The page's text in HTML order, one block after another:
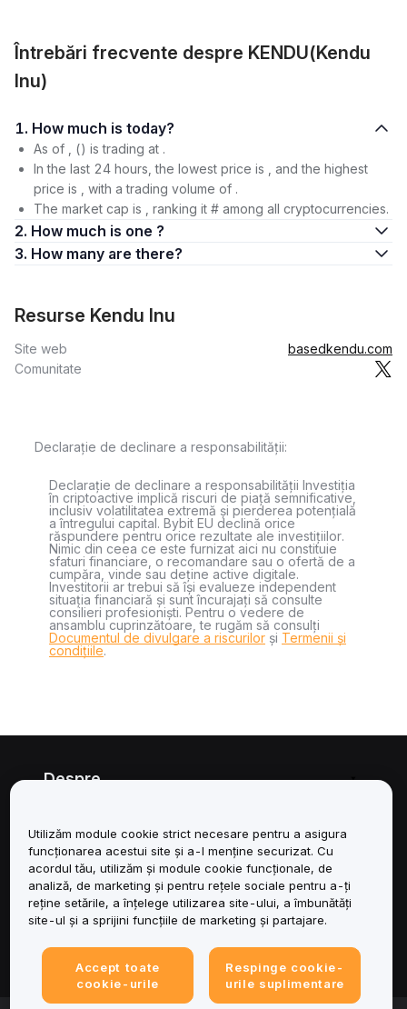
Întrebări frecvente despre KENDU(Kendu
Inu)
1. How much is today?
As of , () is trading at .
In the last 24 hours, the lowest price is , and the highest
price is , with a trading volume of .
The market cap is , ranking it # among all cryptocurrencies.
2. How much is one ?
3. How many are there?
Resurse Kendu Inu
Site web
basedkendu.com
Comunitate
Declarație de declinare a responsabilității:
Declarație de declinare a responsabilității Investiția
în criptoactive implică riscuri de piață semnificative,
inclusiv volatilitatea extremă și pierderea potențială
a întregului capital. Bybit EU declină orice
răspundere pentru orice rezultate ale investițiilor.
Nimic din ceea ce este furnizat aici nu constituie
sfaturi financiare, o recomandare sau o ofertă de a
cumpăra, vinde sau deține active digitale.
Investitorii ar trebui să își evalueze independent
situația financiară și sunt încurajați să consulte
consilieri profesioniști. Pentru o vedere de
ansamblu cuprinzătoare, te rugăm să consulți
Documentul de divulgare a riscurilor și Termenii și
condițiile.
Despre
Asistență
Produse
Juridic
Utilizăm module cookie strict necesare pentru a asigura
funcționarea acestui site și a-l menține securizat. Cu
acordul tău, utilizăm și module cookie funcționale, de
analiză, de marketing și pentru rețele sociale pentru a-ți
reține setările, a înțelege utilizarea site-ului, a îmbunătăți
site-ul și a sprijini funcțiile de marketing și partajare.
Accept toate
cookie-urile
Respinge cookie-
urile suplimentare